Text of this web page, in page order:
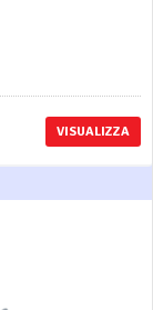
VISUALIZZA